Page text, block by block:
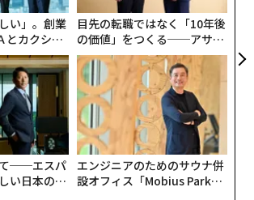
い」。創業
とカクシン
、AIを超え
目先の転職ではなく「10年後
の価値」をつくる──アサイ
ンの長期伴走型支援とは
て──エスパ
い日本のラ
エンジニアのためのサウナ併
設オフィス「Mobius Park」